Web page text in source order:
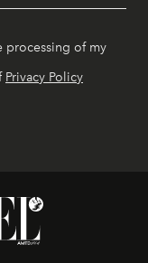
processing of my
Privacy Policy